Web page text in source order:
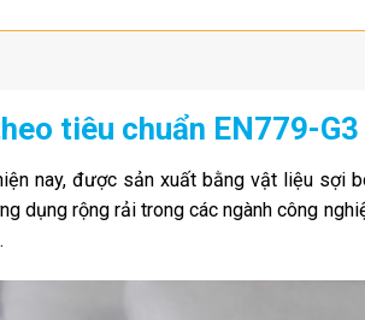
tiêu chuẩn EN779-G3
nay, được sản xuất bằng vật liệu sợi
dụng rộng rải trong các ngành công